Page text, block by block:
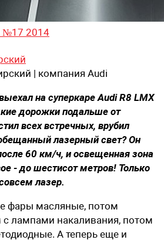
№17 2014
| компания Audi
на суперкаре Audi R8 LMX
дорожки подальше от
всех встречных, врубил
лазерный свет? Он
60 км/ч, и освещенная зона
- до шестисот метров! Только
лазер.
фары масляные, потом
с лампами накаливания, потом
А теперь еще и